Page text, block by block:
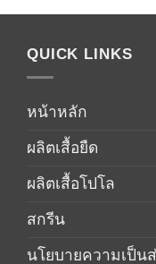
QUICK LINKS
หน้าหลัก
ผลิตเสื้อยืด
ผลิตเสื้อโปโล
สกรีน
นโยบายความเป็น